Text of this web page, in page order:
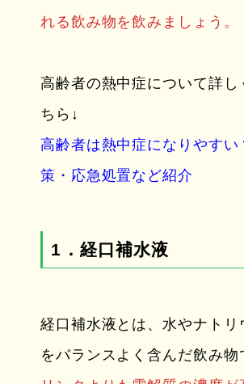
れる飲み物を飲みましょう。
高齢者の熱中症について詳し
ちら↓
高齢者は熱中症になりやすい
策・応急処置など紹介
1．経口補水液
経口補水液とは、水やナトリ
をバランスよく含んだ飲み物